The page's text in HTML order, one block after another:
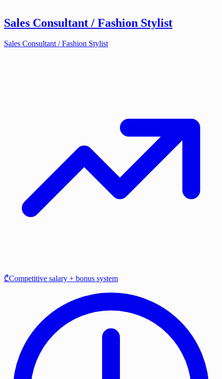
Sales Consultant / Fashion Stylist
Sales Consultant / Fashion Stylist
₾Competitive salary + bonus system